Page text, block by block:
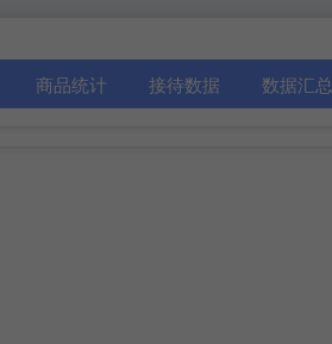
商品统计 接待数据 数据汇总